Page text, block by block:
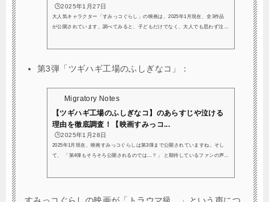
🕒️2025年1月27日
大人気キャラクター「すみっコぐらし」の映画は、2025年1月現在、全3作品
が公開されています。調べてみると、子どもだけでなく、大人でも思わず泣い
品から見ても問題なく楽しめるのが魅力です。この記事では、すみっコぐらし
とに、あらす...
第3弾「 ツギハギ工場のふしぎなコ」：
Migratory Notes
【ツギハギ工場のふしぎなコ】のあらすじや泣ける
理由を徹底調査！【映画すみっコ...
🕒️2025年1月28日
2025年1月現在、映画すみっコぐらしは第3弾まで公開されていますね。そし
て、 「第4弾もそろそろ公開されるのでは…？」 と期待しているファンの声が
むことができる ので、初めての方にもおすすめですよ！さらに、映画の上映